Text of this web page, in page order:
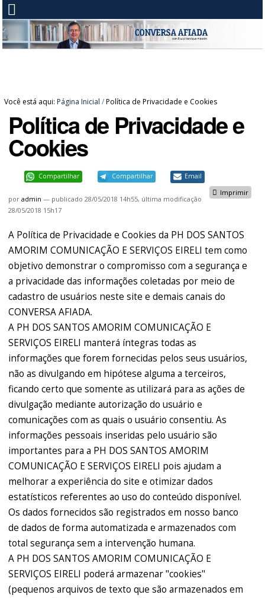
Você está aqui: Página Inicial /Política de Privacidade e Cookies
Política de Privacidade e
Cookies
Compartilhar Compartilhar Email
Imprimir
poradmin — publicado 28/05/2018 14h55, última modificação
28/05/2018 15h17
A Política de Privacidade e Cookies da PH DOS SANTOS
AMORIM COMUNICAÇÃO E SERVIÇOS EIRELI tem como
objetivo demonstrar o compromisso com a segurança e
a privacidade das informações coletadas por meio de
cadastro de usuários neste site e demais canais do
CONVERSA AFIADA.
A PH DOS SANTOS AMORIM COMUNICAÇÃO E
SERVIÇOS EIRELI manterá íntegras todas as
informações que forem fornecidas pelos seus usuários,
não as divulgando em hipótese alguma a terceiros,
ficando certo que somente as utilizará para as ações de
divulgação mediante autorização do usuário e
comunicações com as quais o usuário consentiu. As
informações pessoais inseridas pelo usuário são
importantes para a PH DOS SANTOS AMORIM
COMUNICAÇÃO E SERVIÇOS EIRELI pois ajudam a
melhorar a experiência do site e otimizar dados
estatísticos referentes ao uso do conteúdo disponível.
Os dados fornecidos são registrados em nosso banco
de dados de forma automatizada e armazenados com
total segurança sem a intervenção humana.
A PH DOS SANTOS AMORIM COMUNICAÇÃO E
SERVIÇOS EIRELI poderá armazenar "cookies"
(pequenos arquivos de texto que são armazenados em